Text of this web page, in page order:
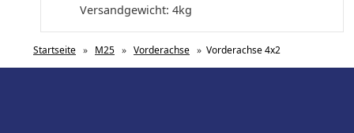
Versandgewicht: 4kg
Startseite » M25 » Vorderachse » Vorderachse 4x2